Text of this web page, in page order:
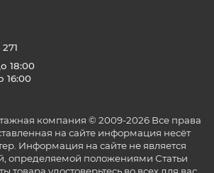
18:00
16:00
компания © 2009-2026 Все права
на сайте информация несёт
Информация на сайте не является
определяемой положениями Статьи